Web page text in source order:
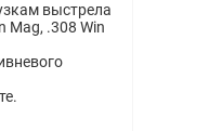
выстрела
Mag, .308 Win